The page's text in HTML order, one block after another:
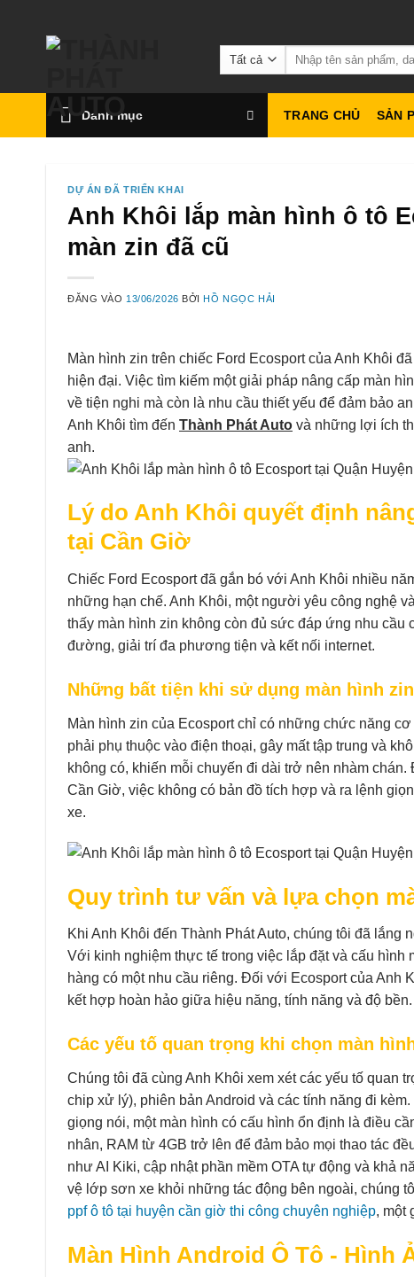
Tìm
kiếm:
Danh mục TRANG CHỦ SẢN
DỰ ÁN ĐÃ TRIỂN KHAI
Anh Khôi lắp màn hình ô tô
màn zin đã cũ
ĐĂNG VÀO 13/06/2026 BỞIHỒ NGỌC HẢI
Màn hình zin trên chiếc Ford Ecosport của Anh Khôi
hiện đại. Việc tìm kiếm một giải pháp nâng cấp màn
về tiện nghi mà còn là nhu cầu thiết yếu để đảm bảo
Anh Khôi tìm đến Thành Phát Auto và những lợi ích
anh.
Lý do Anh Khôi quyết định
tại Cần Giờ
Chiếc Ford Ecosport đã gắn bó với Anh Khôi nhiều
những hạn chế. Anh Khôi, một người yêu công nghệ
thấy màn hình zin không còn đủ sức đáp ứng nhu cầu
đường, giải trí đa phương tiện và kết nối internet.
Những bất tiện khi sử dụng màn hình
Màn hình zin của Ecosport chỉ có những chức năng
phải phụ thuộc vào điện thoại, gây mất tập trung và
không có, khiến mỗi chuyến đi dài trở nên nhàm
Cần Giờ, việc không có bản đồ tích hợp và ra lệnh
xe.
Quy trình tư vấn và lựa chọn
Khi Anh Khôi đến Thành Phát Auto, chúng tôi đã lắng
Với kinh nghiệm thực tế trong việc lắp đặt và cấu hình
hàng có một nhu cầu riêng. Đối với Ecosport của Anh
kết hợp hoàn hảo giữa hiệu năng, tính năng và độ bền.
Các yếu tố quan trọng khi chọn màn
Chúng tôi đã cùng Anh Khôi xem xét các yếu tố quan
chip xử lý), phiên bản Android và các tính năng đi
giọng nói, một màn hình có cấu hình ổn định là điều
nhân, RAM từ 4GB trở lên để đảm bảo mọi thao tác
như AI Kiki, cập nhật phần mềm OTA tự động và khả
vệ lớp sơn xe khỏi những tác động bên ngoài, chúng
ppf ô tô tại huyện cần giờ thi công chuyên nghiệp, một
Màn Hình Android Ô Tô - Hình